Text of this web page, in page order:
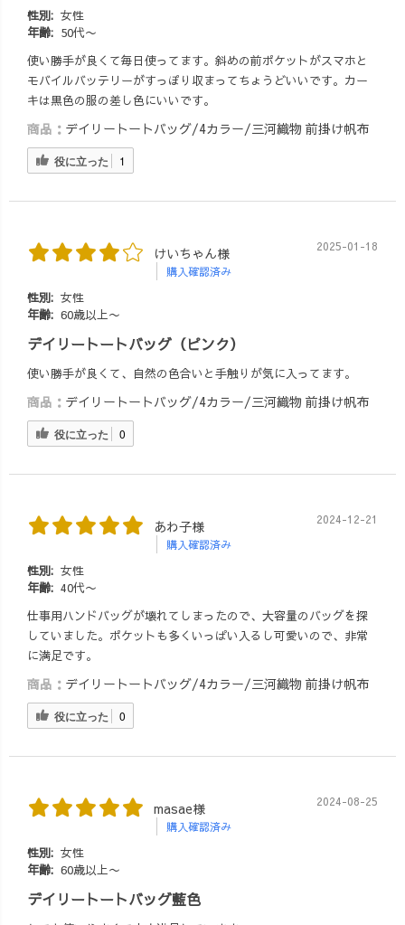
性別: 女性
年齢: 50代〜
使い勝手が良くて毎日使ってます。斜めの前ポケットがスマホと
モバイルバッテリーがすっぽり収まってちょうどいいです。カー
キは黒色の服の差し色にいいです。
商品： デイリートートバッグ/4カラー/三河織物 前掛け帆布
役に立った 1
けいちゃん様
購入確認済み
2025-01-18
性別: 女性
年齢: 60歳以上〜
デイリートートバッグ（ピンク）
使い勝手が良くて、自然の色合いと手触りが気に入ってます。
商品： デイリートートバッグ/4カラー/三河織物 前掛け帆布
役に立った 0
あわ子様
購入確認済み
2024-12-21
性別: 女性
年齢: 40代〜
仕事用ハンドバッグが壊れてしまったので、大容量のバッグを探
していました。ポケットも多くいっぱい入るし可愛いので、非常
に満足です。
商品： デイリートートバッグ/4カラー/三河織物 前掛け帆布
役に立った 0
masae様
購入確認済み
2024-08-25
性別: 女性
年齢: 60歳以上〜
デイリートートバッグ藍色